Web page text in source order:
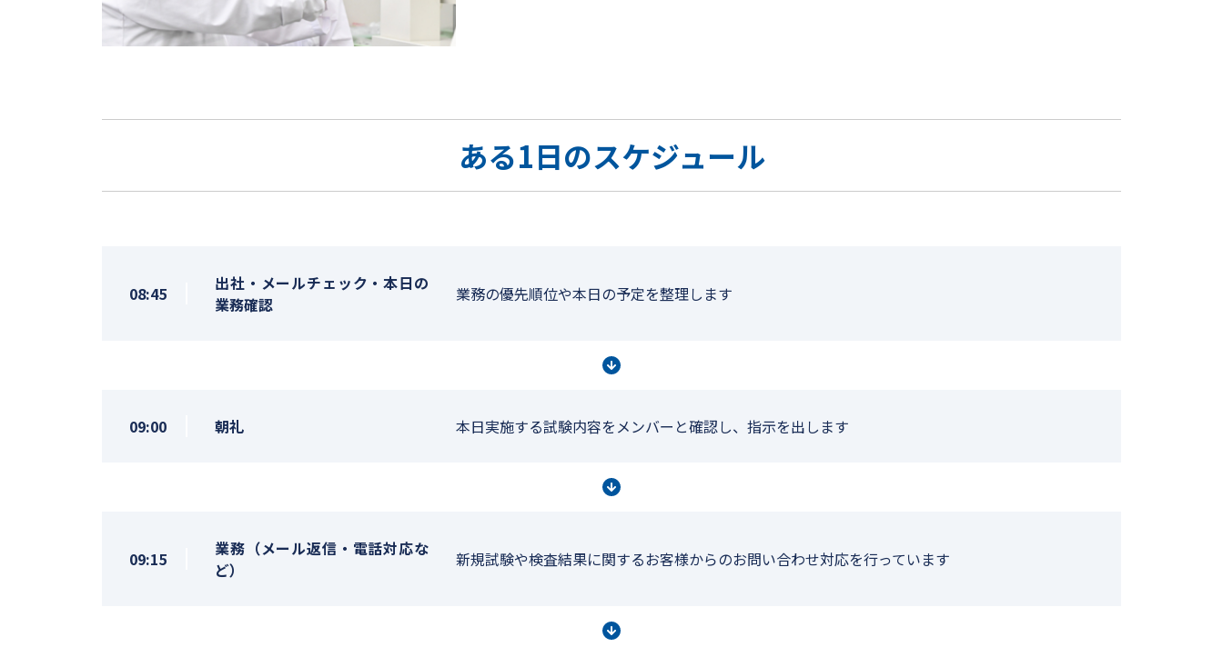
ある1日のスケジュール
08:45
出社・メールチェック・本日の
業務確認
業務の優先順位や本日の予定を整理します
09:00 朝礼 本日実施する試験内容をメンバーと確認し、指示を出します
09:15
業務（メール返信・電話対応な
ど）
新規試験や検査結果に関するお客様からのお問い合わせ対応を行っています